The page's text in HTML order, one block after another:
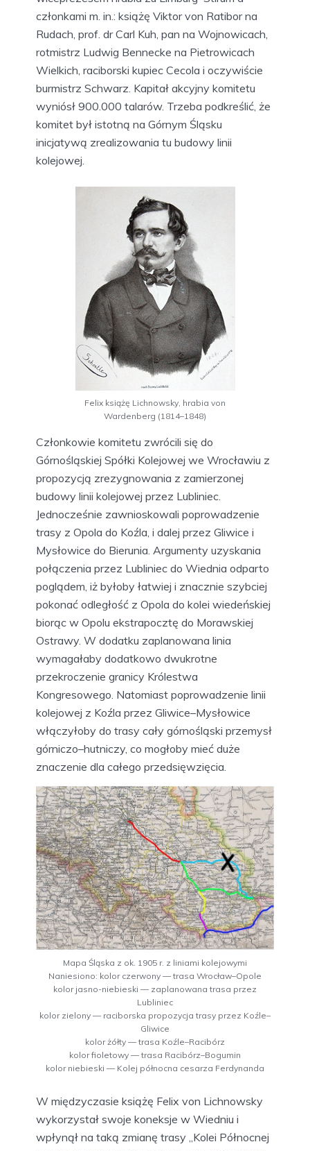
członkami m. in.: książę Viktor von Ratibor na
Rudach, prof. dr Carl Kuh, pan na Wojnowicach,
rotmistrz Ludwig Bennecke na Pietrowicach
Wielkich, raciborski kupiec Cecola i oczywiście
burmistrz Schwarz. Kapitał akcyjny komitetu
wyniósł 900.000 talarów. Trzeba podkreślić, że
komitet był istotną na Górnym Śląsku
inicjatywą zrealizowania tu budowy linii
kolejowej.
Felix książę Lichnowsky, hrabia von
Wardenberg (1814–1848)
Członkowie komitetu zwrócili się do
Górnośląskiej Spółki Kolejowej we Wrocławiu z
propozycją zrezygnowania z zamierzonej
budowy linii kolejowej przez Lubliniec.
Jednocześnie zawnioskowali poprowadzenie
trasy z Opola do Koźla, i dalej przez Gliwice i
Mysłowice do Bierunia. Argumenty uzyskania
połączenia przez Lubliniec do Wiednia odparto
poglądem, iż byłoby łatwiej i znacznie szybciej
pokonać odległość z Opola do kolei wiedeńskiej
biorąc w Opolu ekstrapocztę do Morawskiej
Ostrawy. W dodatku zaplanowana linia
wymagałaby dodatkowo dwukrotne
przekroczenie granicy Królestwa
Kongresowego. Natomiast poprowadzenie linii
kolejowej z Koźla przez Gliwice–Mysłowice
włączyłoby do trasy cały górnośląski przemysł
górniczo–hutniczy, co mogłoby mieć duże
znaczenie dla całego przedsięwzięcia.
Mapa Śląska z ok. 1905 r. z liniami kolejowymi
Naniesiono: kolor czerwony — trasa Wrocław–Opole
kolor jasno-niebieski — zaplanowana trasa przez
Lubliniec
kolor zielony — raciborska propozycja trasy przez Koźle–
Gliwice
kolor żółty — trasa Koźle–Racibórz
kolor fioletowy — trasa Racibórz–Bogumin
kolor niebieski — Kolej północna cesarza Ferdynanda
W międzyczasie książę Felix von Lichnowsky
wykorzystał swoje koneksje w Wiedniu i
wpłynął na taką zmianę trasy „Kolei Północnej